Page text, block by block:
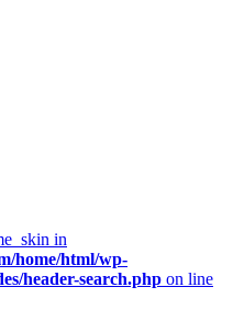
in
home/html/wp-
header-search.php on line